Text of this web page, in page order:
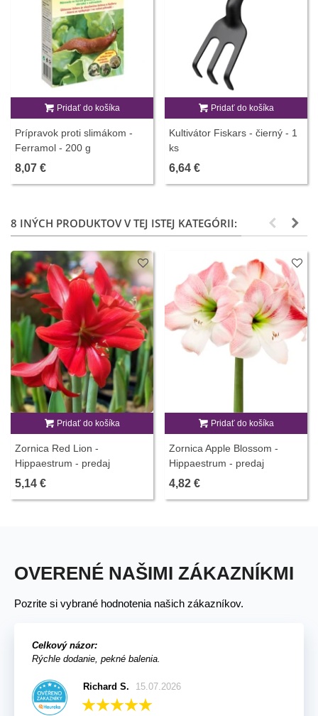
Pridať do košíka
Prípravok proti slimákom -
Ferramol - 200 g
8,07 €
Pridať do košíka
Kultivátor Fiskars - čierný - 1
ks
6,64 €
8 INÝCH PRODUKTOV V TEJ ISTEJ KATEGÓRII:
Pridať do košíka
Zornica Red Lion -
Hippaestrum - predaj
cibuľovín - 1 ks
5,14 €
Pridať do košíka
Zornica Apple Blossom -
Hippaestrum - predaj
cibuľovín - 1 ks
4,82 €
OVERENÉ NAŠIMI ZÁKAZNÍKMI
Pozrite si vybrané hodnotenia našich zákazníkov.
Celkový názor:
Rýchle dodanie, pekné balenia.
Richard S. 15.07.2026